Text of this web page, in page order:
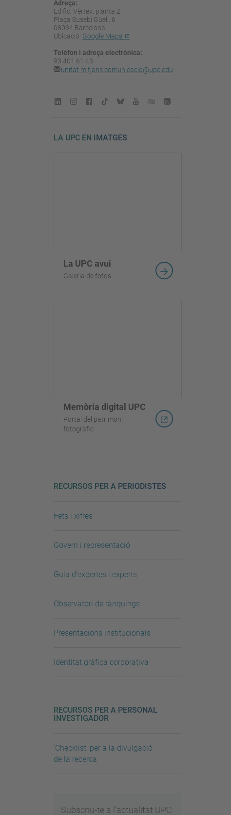
Adreça:
Edifici Vèrtex, planta 2
Plaça Eusebi Güell, 6
08034 Barcelona
Ubicació: Google Maps
Telèfon i adreça electrònica:
93 401 61 43
unitat.mitjans.comunicacio@upc.edu
LA UPC EN IMATGES
La UPC avui
Galeria de fotos
Memòria digital UPC
Portal del patrimoni
fotogràfic
RECURSOS PER A PERIODISTES
Fets i xifres
Govern i representació
Guia d'expertes i experts
Observatori de rànquings
Presentacions institucionals
Identitat gràfica corporativa
RECURSOS PER A PERSONAL
INVESTIGADOR
'Checklist' per a la divulgació
de la recerca
Subscriu-te a l'actualitat UPC